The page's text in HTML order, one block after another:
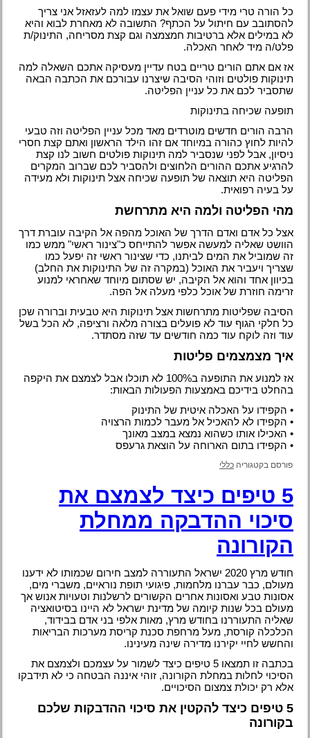
כל הורה טרי מידי פעם שואל את עצמו למה לעזאזל אני צריך
להסתובב עם חיתול על הכתף? התשובה לא מאחרת לבוא והיא
לא במילים אלא ברטיבות חמצמצה וגם קצת מסריחה, התינוק/ת
פלט/ה מיד לאחר האכלה.
אז אם אתם הורים טריים בטח עדיין מעסיקה אתכם השאלה למה
תינוקות פולטים וזוהי הסיבה שיצרנו עבורכם את הכתבה הבאה
שתסביר לכם את כל עניין הפליטה.
תופעה שכיחה בתינוקות
הרבה הורים חדשים מוטרדים מאד מכל עניין הפליטה וזה טבעי
להיות לחוץ כהורה במיוחד אם זהו הילד הראשון ואתם קצת חסרי
ניסיון, אבל לפני שנסביר למה תינוקות פולטים חשוב לנו קצת
להרגיע אתכם ההורים הלחוצים ולהסביר לכם שברוב המקרים
הפליטה היא תוצאה של תופעה שכיחה אצל תינוקות ולא מעידה
על בעיה רפואית.
מהי הפליטה ולמה היא מתרחשת
אצל כל אדם ואדם הדרך של האוכל מהפה אל הקיבה עוברת דרך
הוושט שאליה למעשה אפשר להתייחס כ"צינור ראשי" ממש כמו
זה שמוביל את המים לביתנו, כדי שצינור ראשי זה יפעל כמו
שצריך ויעביר את האוכל (במקרה זה של התינוקות את החלב)
בכיוון אחד והוא אל הקיבה, יש שסתום מיוחד שאחראי למנוע
זרימה חוזרת של אוכל כלפי מעלה אל הפה.
הסיבה שפליטות מתרחשות אצל תינוקות היא טבעית וברורה שכן
כל חלקי הגוף עוד לא פועלים בצורה מלאה ורציפה, לא הכל בשל
עוד וזה לוקח עוד כמה חודשים עד שזה מסתדר.
איך מצמצמים פליטות
אז למנוע את התופעה ב100% לא תוכלו אבל לצמצם את היקפה
בהחלט בידיכם באמצעות הפעולות הבאות:
• הקפידו על האכלה איטית של התינוק
• הקפידו לא להאכיל אל מעבר לכמות הרצויה
• האכילו אותו כשהוא נמצא במצב מאונך
• הקפידו בתום הארוחה על הוצאת גרעפס
פורסם בקטגוריה כללי
5 טיפים כיצד לצמצם את
סיכוי ההדבקה ממחלת
הקורונה
חודש מרץ 2020 ישראל התעוררה למצב חירום שכמותו לא ידענו
מעולם, כבר עברנו מלחמות, פיגועי תופת נוראיים, משברי מים,
אסונות טבע ואסונות אחרים הקשורים לרשלנות וטעויות אנוש אך
מעולם בכל שנות קיומה של מדינת ישראל לא היינו בסיטואציה
שאליה התעוררנו בחודש מרץ, מאות אלפי בני אדם בבידוד,
הכלכלה קורסת, מעל מרחפת סכנת קריסת מערכות הבריאות
והחשש לחיי יקירנו מדירה שינה מעינינו.
בכתבה זו תמצאו 5 טיפים כיצד לשמור על עצמכם ולצמצם את
הסיכוי לחלות במחלת הקורונה, זוהי איננה הבטחה כי לא תידבקו
אלא רק יכולת צמצום הסיכויים.
5 טיפים כיצד להקטין את סיכוי ההדבקות שלכם
בקורונה